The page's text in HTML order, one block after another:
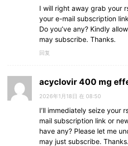
I will right away grab your
your e-mail subscription
Do you’ve any? Kindly
may subscribe. Thanks.
回复
acyclovir 400 mg
2026年1月18日 在 08:50
I’ll immediately seize your
mail subscription link or
have any? Please let me
may just subscribe. Thanks.